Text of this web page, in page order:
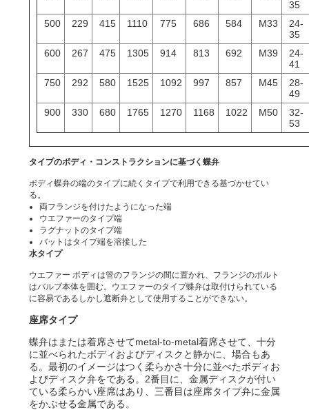
35
500
229 415 1110 775 686 584 M33
24-
35
600
267 475 1305 914 813 692 M39
24-
41
750
292 580 1525 1092 997 857 M45
28-
49
900
330 680 1765 1270 1168 1022 M50
32-
53
タイプのボディ・コンストラクションに基づく蝶弁
ボディ蝶弁の端のタイプに続くタイプで利用できる基づかせてい
る。
両フランジを付けたようになった端
ウエファーのタイプ端
ラグナットのタイプ端
バットはタイプ端を溶接した
水タイプ
ウエファー ボディは管のフランジの間に置かれ、フランジのボルト
はバルブ本体を囲む。ウエファーのタイプ蝶弁は取付けられている
に容易であるしかし遮断弁として使用することができない。
座席タイプ
蝶弁はまたは着席させてmetal-to-metal着席させて、十分
に並べられたボディおよびディスクと静かに、場合もあ
る。最初のイメージはつく柔らかさ十分に並べたボディお
よびディスク弁をである。2番目に、金属ディスクが付い
ている柔らかい座席はあり、三番目は座席タイプ弁に金属
をかぶせる金属である。